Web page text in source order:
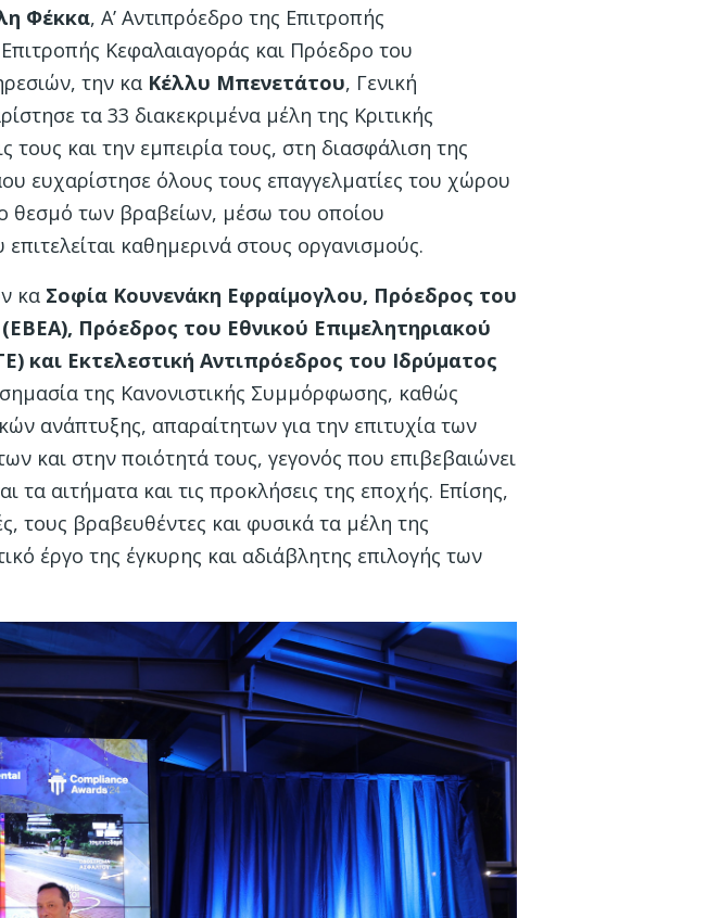
Φέκκα, Α’ Αντιπρόεδρο της Επιτροπής
Επιτροπής Κεφαλαιαγοράς και Πρόεδρο του
την κα Κέλλυ Μπενετάτου, Γενική
τα 33 διακεκριμένα μέλη της Κριτικής
και την εμπειρία τους, στη διασφάλιση της
ευχαρίστησε όλους τους επαγγελματίες του χώρου
θεσμό των βραβείων, μέσω του οποίου
καθημερινά στους οργανισμούς.
κα Σοφία Κουνενάκη Εφραίμογλου, Πρόεδρος του
Πρόεδρος του Εθνικού Επιμελητηριακού
και Εκτελεστική Αντιπρόεδρος του Ιδρύματος
σημασία της Κανονιστικής Συμμόρφωσης, καθώς
ανάπτυξης, απαραίτητων για την επιτυχία των
και στην ποιότητά τους, γεγονός που επιβεβαιώνει
τα αιτήματα και τις προκλήσεις της εποχής. Επίσης,
τους βραβευθέντες και φυσικά τα μέλη της
έργο της έγκυρης και αδιάβλητης επιλογής των